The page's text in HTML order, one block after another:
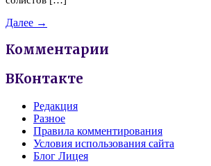
Далее →
Комментарии
ВКонтакте
Редакция
Разное
Правила комментирования
Условия использования сайта
Блог Лицея